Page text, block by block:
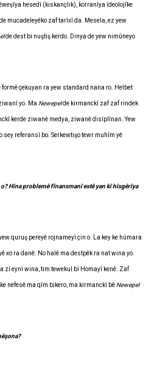
hesedî (kıskançlık), korranîya îdeolojîke
mucadeleyêko zaf tarîxî da. Mesela, ez yew
de dest bi nuştiş kerdo. Dinya de yew nimûneyo
çekuyan ra yew standard nana ro. Helbet
yo. Ma Newepelde kirmanckî zaf zaf rindek
kerde ziwanê medya, ziwanê disîplînan. Yew
sey referansî bo. Serkewtişo tewr muhîm yê
Hîna problemê fînansmanî estê yan kî hîsgêrîya
quruş pereyê rojnameyî çin o. La key ke hûmara
xo ra danê. No halê ma destpêk ra nat wina yo.
zî eynî wina, tim tewekul bi Homayî kenê. Zaf
nefesê ma qîm bikero, ma kirmanckî bê Newepel